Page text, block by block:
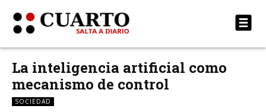
La inteligencia artificial como
mecanismo de control
SOCIEDAD